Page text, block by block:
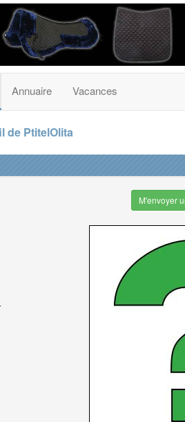
Annuaire Vacances
de PtitelOlita
M'envoyer